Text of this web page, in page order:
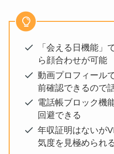
「会える日機能」
ら顔合わせが可能
動画プロフィール
前確認できるので
電話帳ブロック機
回避できる
年収証明はないが
気度を見極められ